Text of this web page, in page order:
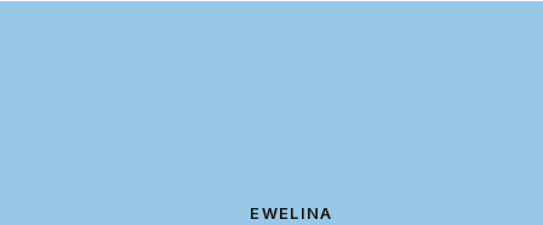
EWELINA